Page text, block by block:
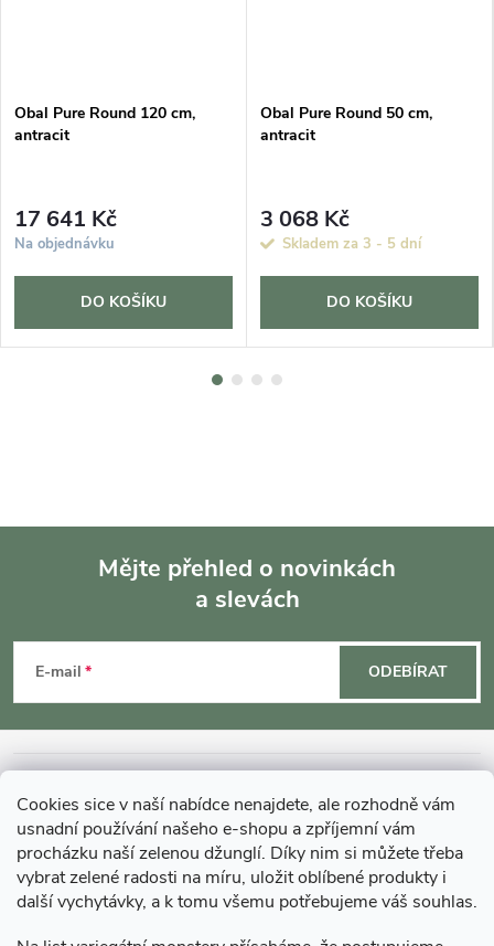
Cookies sice v naší nabídce nenajdete, ale rozhodně vám
usnadní používání našeho e-shopu a zpříjemní vám
procházku naší zelenou džunglí. Díky nim si můžete třeba
vybrat zelené radosti na míru, uložit oblíbené produkty i
další vychytávky, a k tomu všemu potřebujeme váš souhlas.
Obal Pure Round 120 cm,
antracit
17 641 Kč
Na objednávku
DO KOŠÍKU
Obal Pure Round 50 cm,
antracit
3 068 Kč
Skladem za 3 - 5 dní
DO KOŠÍKU
p
a
Mějte přehled o novinkách
a slevách
E-mail ODEBÍRAT
MOHLO BY VÁS ZAJÍMAT
O GARDNERS